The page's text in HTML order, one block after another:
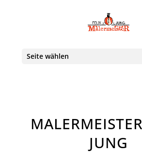
Seite wählen
JUNG